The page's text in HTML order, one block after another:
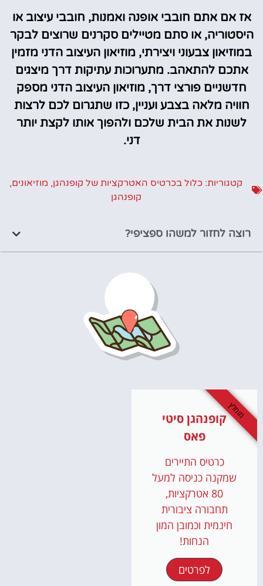
אז אם אתם חובבי אופנה ואמנות, חובבי עיצוב או
היסטוריה, או סתם מטיילים סקרנים שרוצים לבקר
במוזיאון צבעוני ויצירתי, מוזיאון העיצוב הדני מזמין
אתכם להתאהב. מתערוכות עתיקות דרך מיצגים
חדשניים פורצי דרך, מוזיאון העיצוב הדני מספק
חוויה מלאה בצבע ועניין, כזו שתגרום לכם לרצות
לשנות את הבית שלכם ולהפוך אותו לקצת יותר
דני.
קטגוריות: כלול בכרטיס האטרקציות של קופנהגן, מוזיאונים,
קופנהגן
רוצה לחזור למשהו ספציפי?
קופנהגן סיטי
פאס
כרטיס התיירים
שמקנה כניסה למעל
80 אטרקציות,
תחבורה ציבורית
חינמית וכמובן המון
הנחות!
לפרטים
מומלץ